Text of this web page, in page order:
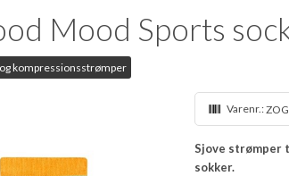
Mood Sports
kompressionsstrømper
Varenr.:
Sjove strømper
sokker.